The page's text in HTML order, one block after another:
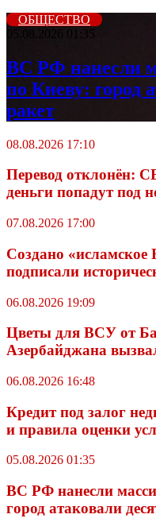
ОБЩЕСТВО
05.08.2026 01:35
ВС РФ нанесли
по Киеву: город
ракет
08.08.2026 17:10
Перевод отклонён:
деньги попадут под
07.08.2026 17:00
Создано
подписали
06.08.2026 19:09
Цветы для ВСУ от
Азербайджана
06.08.2026 16:48
Кредит под залог
и правила оценки
05.08.2026 01:35
ВС РФ нанесли
город атаковали